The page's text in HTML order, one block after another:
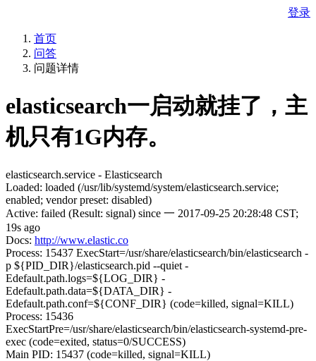
登录
首页
问答
问题详情
elasticsearch一启动就挂了，主
机只有1G内存。
elasticsearch.service - Elasticsearch
Loaded: loaded (/usr/lib/systemd/system/elasticsearch.service;
enabled; vendor preset: disabled)
Active: failed (Result: signal) since 一 2017-09-25 20:28:48 CST;
19s ago
Docs: http://www.elastic.co
Process: 15437 ExecStart=/usr/share/elasticsearch/bin/elasticsearch -
p ${PID_DIR}/elasticsearch.pid --quiet -
Edefault.path.logs=${LOG_DIR} -
Edefault.path.data=${DATA_DIR} -
Edefault.path.conf=${CONF_DIR} (code=killed, signal=KILL)
Process: 15436
ExecStartPre=/usr/share/elasticsearch/bin/elasticsearch-systemd-pre-
exec (code=exited, status=0/SUCCESS)
Main PID: 15437 (code=killed, signal=KILL)